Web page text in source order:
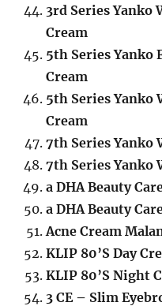
3rd Series
Cream
5th Series Yanko
Cream
5th Series
Cream
7th Series Yanko
7th Series Yanko
a DHA Beauty
a DHA Beauty
Acne Cream
KLIP 80’S Day
KLIP 80’S Night
3 CE – Slim